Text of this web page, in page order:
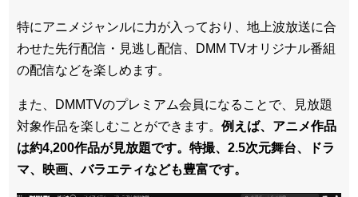
特にアニメジャンルに力が入っており、地上波放送に合
わせた先行配信・見逃し配信、DMM TVオリジナル番組
の配信などを楽しめます。
また、DMMTVのプレミアム会員になることで、見放題
対象作品を楽しむことができます。 例えば、アニメ作品
は約4,200作品が見放題です。特撮、2.5次元舞台、ドラ
マ、映画、バラエティなども豊富です。